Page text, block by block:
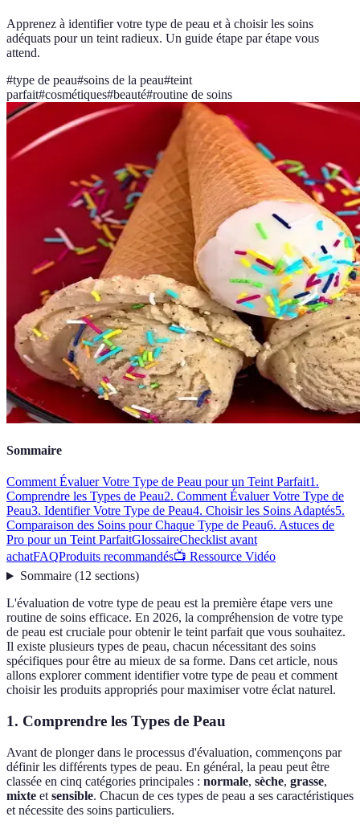
Apprenez à identifier votre type de peau et à choisir les soins
adéquats pour un teint radieux. Un guide étape par étape vous
attend.
#type de peau#soins de la peau#teint
parfait#cosmétiques#beauté#routine de soins
Sommaire
Comment Évaluer Votre Type de Peau pour un Teint Parfait1.
Comprendre les Types de Peau2. Comment Évaluer Votre Type de
Peau3. Identifier Votre Type de Peau4. Choisir les Soins Adaptés5.
Comparaison des Soins pour Chaque Type de Peau6. Astuces de
Pro pour un Teint ParfaitGlossaireChecklist avant
achatFAQProduits recommandés📺 Ressource Vidéo
Sommaire(12 sections)
L'évaluation de votre type de peau est la première étape vers une
routine de soins efficace. En 2026, la compréhension de votre type
de peau est cruciale pour obtenir le teint parfait que vous souhaitez.
Il existe plusieurs types de peau, chacun nécessitant des soins
spécifiques pour être au mieux de sa forme. Dans cet article, nous
allons explorer comment identifier votre type de peau et comment
choisir les produits appropriés pour maximiser votre éclat naturel.
1. Comprendre les Types de Peau
Avant de plonger dans le processus d'évaluation, commençons par
définir les différents types de peau. En général, la peau peut être
classée en cinq catégories principales : normale, sèche, grasse,
mixte et sensible. Chacun de ces types de peau a ses caractéristiques
et nécessite des soins particuliers.